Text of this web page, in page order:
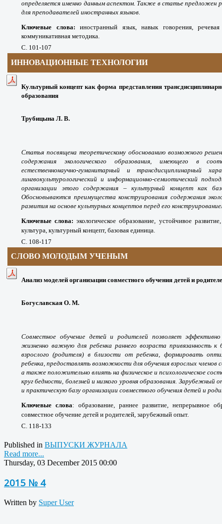
определяется именно данным аспектом. Также в статье предложен
для преподавателей иностранных языков.
Ключевые слова:иностранный язык, навык говорения, речевая
коммуникативная методика.
С . 101-107
ИННОВАЦИОННЫЕ ТЕХНОЛОГИИ
Культурный концепт как форма представления
образования
Трубицына Л. В.
Статья посвящена теоретическому обоснованию возможного
содержания экологического образования, имеющего в
естественнонаучно-гуманитарный и трансдисциплинарный
лингвокультурологический и информационно-семиотический
организации этого содержания – культурный концепт как
Обосновываются преимущества конструирования содержания
развития на основе культурных концептов перед его
Ключевые слова:экологическое образование, устойчивое
культура, культурный концепт, базовая единица.
С. 108-117
СЛОВО МОЛОДЫМ УЧЕНЫМ
Анализ моделей организации совместного обучения детей и
Богуславская О. М.
Совместное обучение детей и родителей позволяет
жизненно важную для ребенка раннего возраста привязанность к
взрослого (родителя) в близости от ребенка, формировать
ребенка, предоставлять возможности для обучения взрослых членов
а также положительно влиять на физическое и психологическое
круг бедности, болезней и низкого уровня образования.
и практическую базу организации совместного обучения детей и
Ключевые слова: образование, раннее развитие, непрерывное
совместное обучение детей и родителей, зарубежный опыт.
С. 118-133
Published in ВЫПУСКИ ЖУРНАЛА
Read more...
Thursday, 03 December 2015 00:00
2015 № 4
Written by Super User